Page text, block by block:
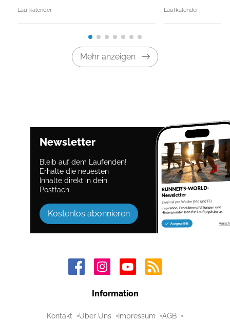
Laufkalender Laufkalender
Mehr anzeigen
Newsletter
Bleib auf dem Laufenden!
Erhalte die neuesten
Inhalte direkt in dein
Postfach.
Kostenlos abonnieren
Information
Kontakt Über Uns Impressum AGB